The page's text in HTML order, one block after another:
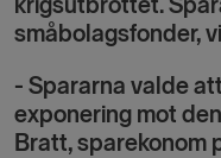
småbolagsfonder,
- Spararna valde
exponering mot
Bratt, sparekonom